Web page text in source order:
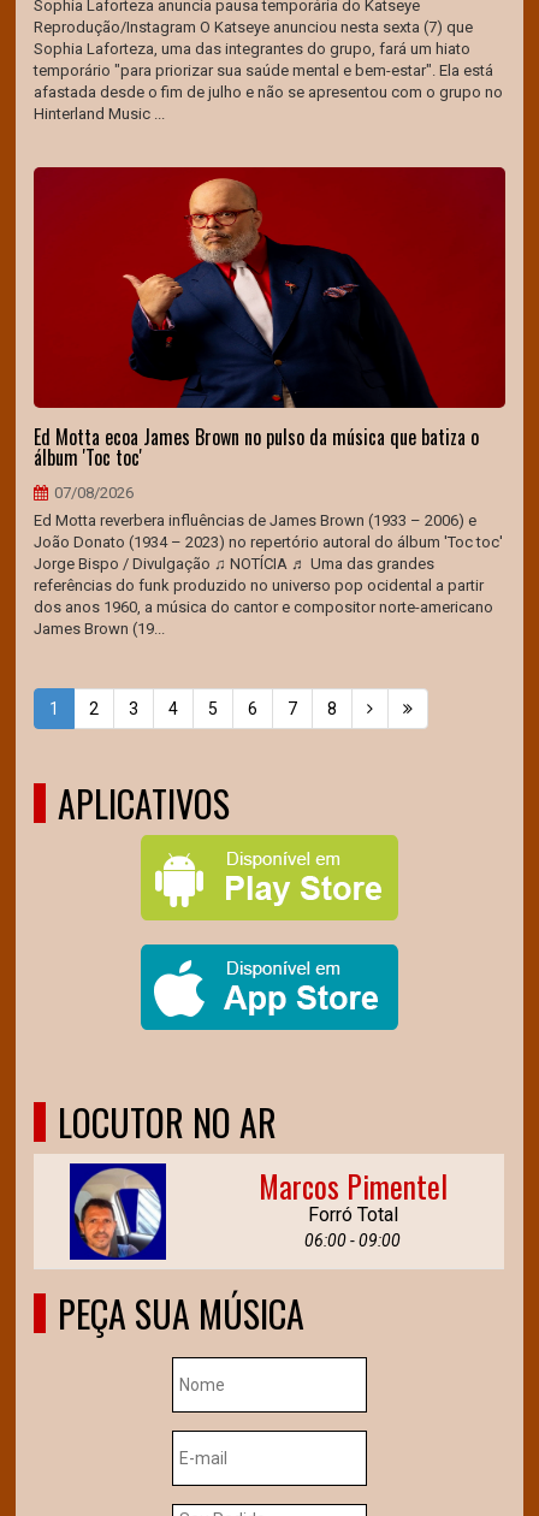
Sophia Laforteza anuncia pausa temporária do Katseye
Reprodução/Instagram O Katseye anunciou nesta sexta (7) que
Sophia Laforteza, uma das integrantes do grupo, fará um hiato
temporário "para priorizar sua saúde mental e bem-estar". Ela está
afastada desde o fim de julho e não se apresentou com o grupo no
Hinterland Music ...
Ed Motta ecoa James Brown no pulso da música que batiza o
álbum 'Toc toc'
07/08/2026
Ed Motta reverbera influências de James Brown (1933 – 2006) e
João Donato (1934 – 2023) no repertório autoral do álbum 'Toc toc'
Jorge Bispo / Divulgação ♫ NOTÍCIA ♬ Uma das grandes
referências do funk produzido no universo pop ocidental a partir
dos anos 1960, a música do cantor e compositor norte-americano
James Brown (19...
1 2 3 4 5 6 7 8
APLICATIVOS
LOCUTOR NO AR
Marcos Pimentel
Forró Total
06:00 - 09:00
PEÇA SUA MÚSICA